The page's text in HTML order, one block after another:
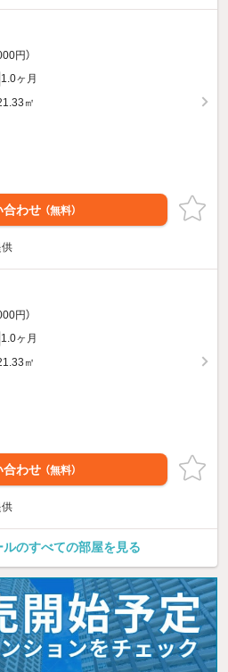
円）
1.0ヶ月
㎡
合わせ （無料）
円）
1.0ヶ月
㎡
合わせ （無料）
ルのすべての部屋を見る